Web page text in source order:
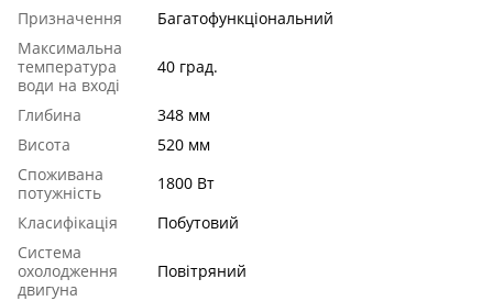
Призначення
Багатофункціональний
Максимальна
температура
води на вході
40 град.
Глибина
348 мм
Висота
520 мм
Споживана
потужність
1800 Вт
Класифікація
Побутовий
Система
охолодження
двигуна
Повітряний